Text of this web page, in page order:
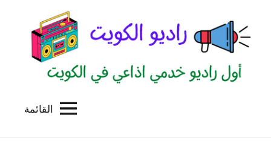
المحتوى
الكويت
القائمة